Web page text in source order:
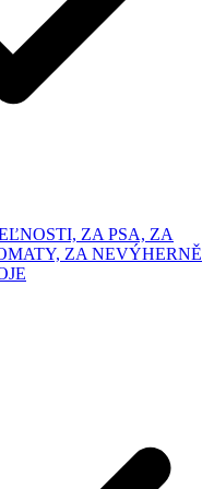
ZA PSA, ZA
ZA NEVÝHERNĚ